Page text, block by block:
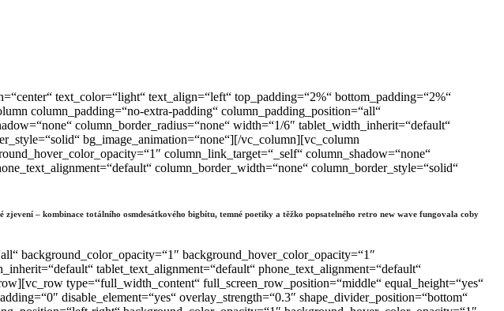
text_color=“light“ text_align=“left“ top_padding=“2%“ bottom_padding=“2%“
column_padding=“no-extra-padding“ column_padding_position=“all“
column_border_radius=“none“ width=“1/6″ tablet_width_inherit=“default“
bg_image_animation=“none“][/vc_column][vc_column
column_link_target=“_self“ column_shadow=“none“
column_border_width=“none“ column_border_style=“solid“
– kombinace totálního osmdesátkového bigbítu, temné poetiky a těžko popsatelného retro new wave fungovala coby
background_color_opacity=“1″ background_hover_color_opacity=“1″
tablet_text_alignment=“default“ phone_text_alignment=“default“
type=“full_width_content“ full_screen_row_position=“middle“ equal_height=“yes“
disable_element=“yes“ overlay_strength=“0.3″ shape_divider_position=“bottom“